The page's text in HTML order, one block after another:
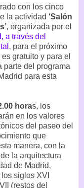
con los cinco
la actividad ‘Salón
, organizada por el
a través del
, para el próximo
gratuito y para el
parte del programa
para esta
horas, los
en los valores
del paseo del
que
manera, con la
la arquitectura
de Madrid,
siglos XVI
(restos del